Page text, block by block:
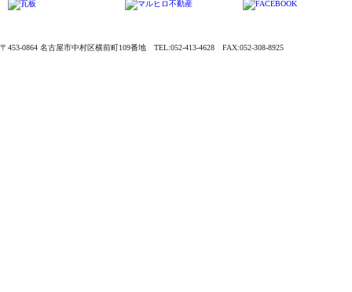
〒453-0864 名古屋市中村区横前町109番地 TEL:052-413-4628 FAX:052-308-8925